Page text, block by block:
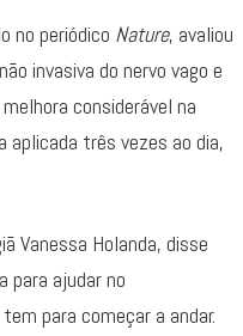
no periódico Nature, avaliou
invasiva do nervo vago e
considerável na
três vezes ao dia,
Vanessa Holanda, disse
para ajudar no
para começar a andar.